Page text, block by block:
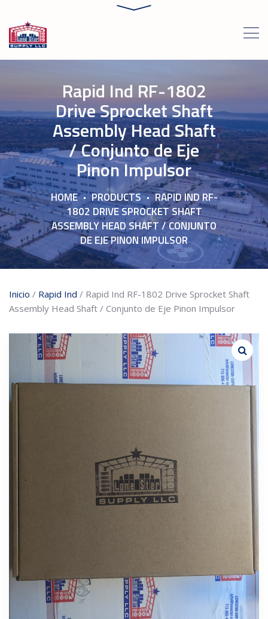
Rapid Ind RF-1802
Drive Sprocket Shaft
Assembly Head Shaft
/ Conjunto de Eje
Pinon Impulsor
HOME PRODUCTS
RAPID IND RF-
1802 DRIVE SPROCKET SHAFT
ASSEMBLY HEAD SHAFT / CONJUNTO
DE EJE PINON IMPULSOR
Inicio / Rapid Ind / Rapid Ind RF-1802 Drive Sprocket Shaft
Assembly Head Shaft / Conjunto de Eje Pinon Impulsor